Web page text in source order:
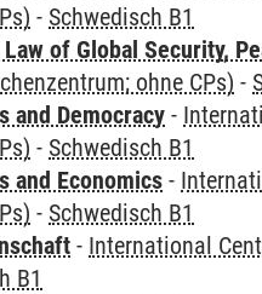
- Schwedisch B1
of Global Security,
ohne CPs) -
and Democracy -
- Schwedisch B1
and Economics -
- Schwedisch B1
- International
B1